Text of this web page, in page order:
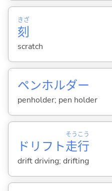
刻
きざ
scratch
ペンホルダー
penholder; pen holder
ドリフト走
そう
行
こう
drift driving; drifting